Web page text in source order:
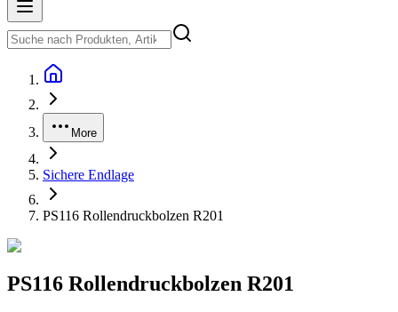
More
Sichere Endlage
PS116 Rollendruckbolzen R201
PS116 Rollendruckbolzen R201